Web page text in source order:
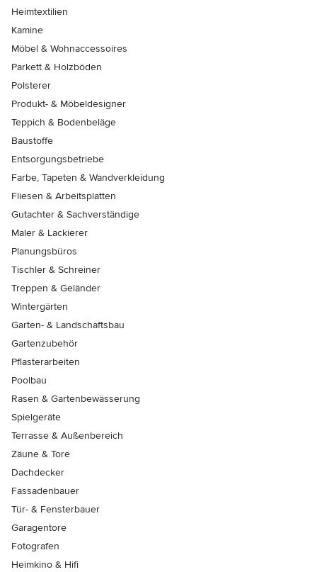
Heimtextilien
Kamine
Möbel & Wohnaccessoires
Parkett & Holzböden
Polsterer
Produkt- & Möbeldesigner
Teppich & Bodenbeläge
Baustoffe
Entsorgungsbetriebe
Farbe, Tapeten & Wandverkleidung
Fliesen & Arbeitsplatten
Gutachter & Sachverständige
Maler & Lackierer
Planungsbüros
Tischler & Schreiner
Treppen & Geländer
Wintergärten
Garten- & Landschaftsbau
Gartenzubehör
Pflasterarbeiten
Poolbau
Rasen & Gartenbewässerung
Spielgeräte
Terrasse & Außenbereich
Zäune & Tore
Dachdecker
Fassadenbauer
Tür- & Fensterbauer
Garagentore
Fotografen
Heimkino & Hifi